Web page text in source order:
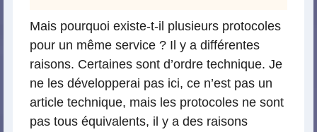
Mais pourquoi existe-t-il plusieurs protocoles
pour un même service ? Il y a différentes
raisons. Certaines sont d’ordre technique. Je
ne les développerai pas ici, ce n’est pas un
article technique, mais les protocoles ne sont
pas tous équivalents, il y a des raisons